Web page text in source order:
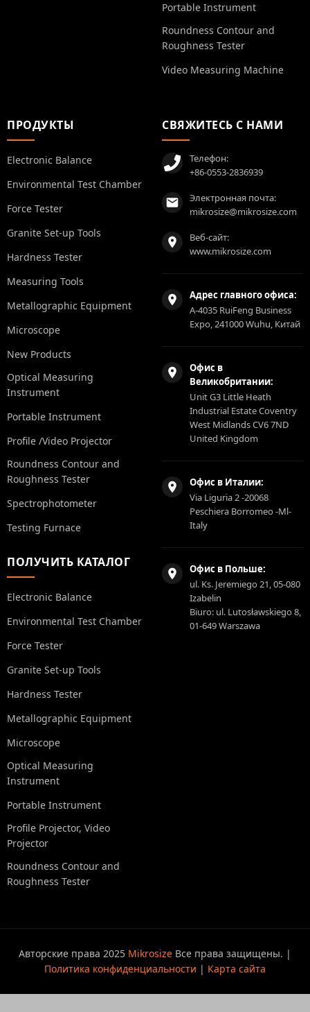
Portable Instrument
Roundness Contour and
Roughness Tester
Video Measuring Machine
ПРОДУКТЫ
Electronic Balance
Environmental Test Chamber
Force Tester
Granite Set-up Tools
Hardness Tester
Measuring Tools
Metallographic Equipment
Microscope
New Products
Optical Measuring
Instrument
Portable Instrument
Profile /Video Projector
Roundness Contour and
Roughness Tester
Spectrophotometer
Testing Furnace
ПОЛУЧИТЬ КАТАЛОГ
Electronic Balance
Environmental Test Chamber
Force Tester
Granite Set-up Tools
Hardness Tester
Metallographic Equipment
Microscope
Optical Measuring
Instrument
Portable Instrument
Profile Projector, Video
Projector
Roundness Contour and
Roughness Tester
СВЯЖИТЕСЬ С НАМИ
Телефон:
+86-0553-2836939
Электронная почта:
mikrosize@mikrosize.com
Веб-сайт:
www.mikrosize.com
Адрес главного офиса:
A-4035 RuiFeng Business
Expo, 241000 Wuhu, Китай
Офис в
Великобритании:
Unit G3 Little Heath
Industrial Estate Coventry
West Midlands CV6 7ND
United Kingdom
Офис в Италии:
Via Liguria 2 -20068
Peschiera Borromeo -Ml-
Italy
Офис в Польше:
ul. Ks. Jeremiego 21, 05-080
Izabelin
Biuro: ul. Lutosławskiego 8,
01-649 Warszawa
Авторские права 2025 Mikrosize Все права защищены. |
Политика конфиденциальности | Карта сайта